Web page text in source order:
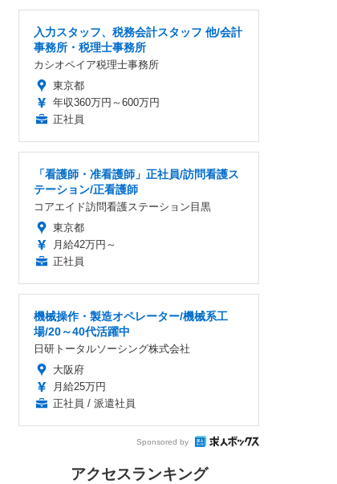
入力スタッフ、税務会計スタッフ 他/会計
事務所・税理士事務所
カシオペイア税理士事務所
東京都
年収360万円～600万円
正社員
「看護師・准看護師」正社員/訪問看護ス
テーション/正看護師
コアエイド訪問看護ステーション目黒
東京都
月給42万円～
正社員
機械操作・製造オペレーター/機械系工
場/20～40代活躍中
日研トータルソーシング株式会社
大阪府
月給25万円
正社員 / 派遣社員
Sponsored by
アクセスランキング